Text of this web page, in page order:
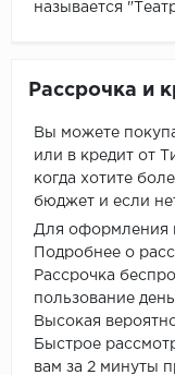
называется
Рассрочка и
Вы можете
или в кредит от
когда хотите
бюджет и если
Для оформления
Подробнее о
Рассрочка
пользование
Высокая
Быстрое
вам за 2 минуты